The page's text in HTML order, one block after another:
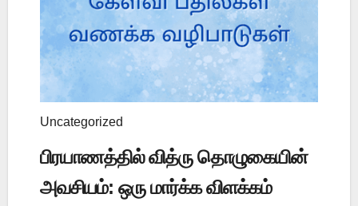
Uncategorized
பிரயாணத்தில் வித்ரு தொழுகையின்
அவசியம்: ஒரு மார்க்க விளக்கம்